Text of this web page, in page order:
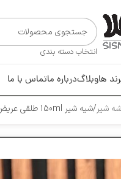
انتخاب دسته بندی
هاوبلاگدرباره ماتماس با ما
شیر شیه شیر 150ml طلقی عریض dr browns